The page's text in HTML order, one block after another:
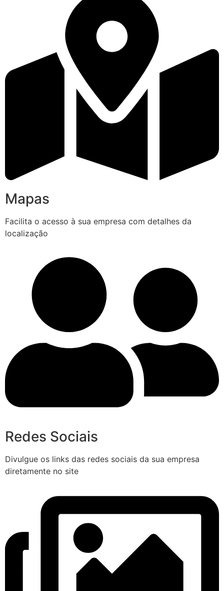
Mapas
Facilita o acesso à sua empresa com detalhes da
localização
Redes Sociais
Divulgue os links das redes sociais da sua empresa
diretamente no site